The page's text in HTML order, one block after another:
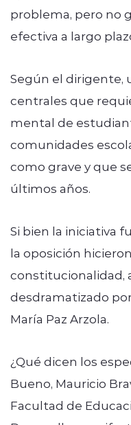
problema, pero no
efectiva a largo
Según el dirigente,
centrales que
mental de
comunidades
como grave y que
últimos años.
Si bien la iniciativa
la oposición
constitucionalidad,
desdramatizado
María Paz Arzola.
¿Qué dicen los
Bueno, Mauricio
Facultad de